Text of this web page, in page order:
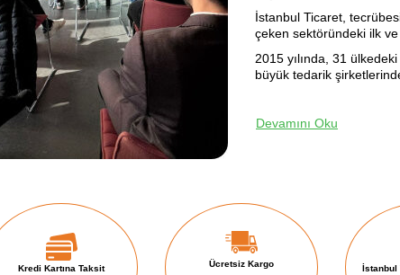
İstanbul Ticaret, tecrübesi
çeken sektöründeki ilk ve
2015 yılında, 31
büyük tedarik
Devamını Oku
Kredi Kartına Taksit
Ücretsiz Kargo